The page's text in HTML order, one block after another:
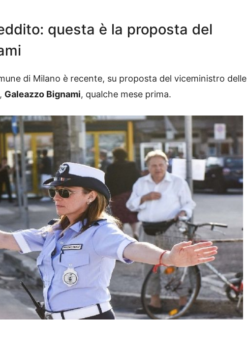
questa è la proposta del
di Milano è recente, su proposta del viceministro delle
Galeazzo Bignami, qualche mese prima.